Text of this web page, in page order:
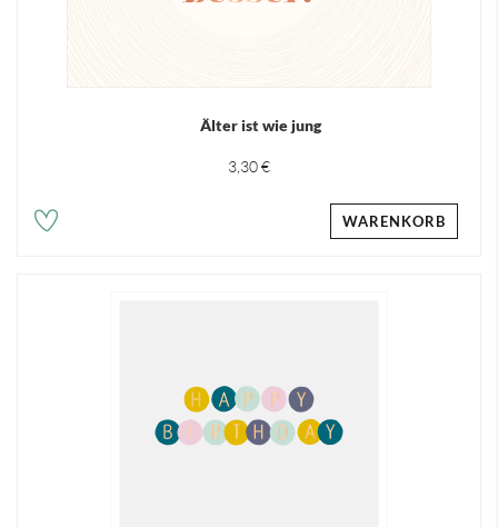
Älter ist wie jung
3,30 €
WARENKORB